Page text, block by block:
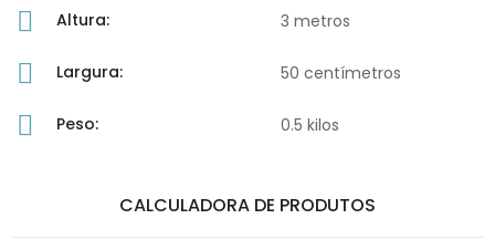
Altura: 3 metros
Largura: 50 centímetros
Peso: 0.5 kilos
CALCULADORA DE PRODUTOS